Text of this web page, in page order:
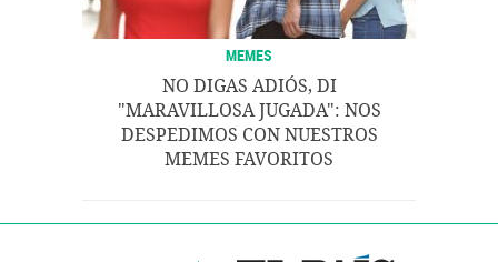
MEMES
NO DIGAS ADIÓS, DI
"MARAVILLOSA JUGADA": NOS
DESPEDIMOS CON NUESTROS
MEMES FAVORITOS